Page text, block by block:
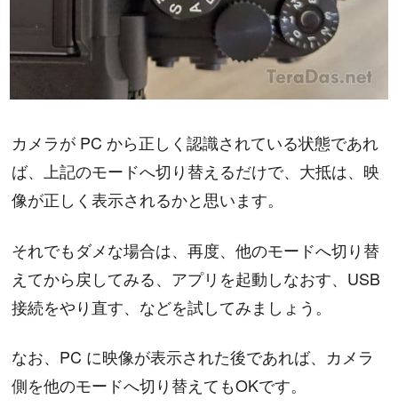
カメラが PC から正しく認識されている状態であれ
ば、上記のモードへ切り替えるだけで、大抵は、映
像が正しく表示されるかと思います。
それでもダメな場合は、再度、他のモードへ切り替
えてから戻してみる、アプリを起動しなおす、USB
接続をやり直す、などを試してみましょう。
なお、PC に映像が表示された後であれば、カメラ
側を他のモードへ切り替えてもOKです。